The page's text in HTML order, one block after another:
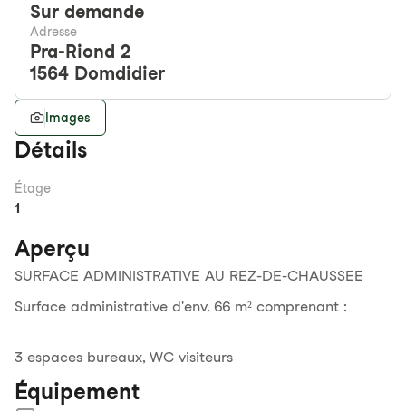
Sur demande
Adresse
Pra-Riond 2
1564 Domdidier
Images
Détails
Étage
1
Aperçu
SURFACE ADMINISTRATIVE AU REZ-DE-CHAUSSEE
Surface administrative d'env. 66 m² comprenant :
3 espaces bureaux, WC visiteurs
Équipement